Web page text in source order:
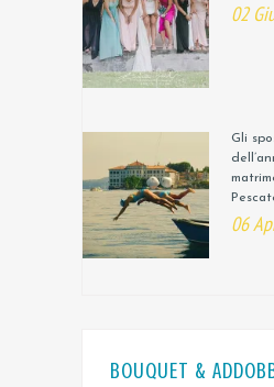
02
Gli
06
BOUQUET &